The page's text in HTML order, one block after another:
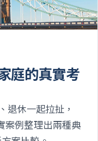
庭的真實考
退休一起拉扯，
案例整理出兩種典